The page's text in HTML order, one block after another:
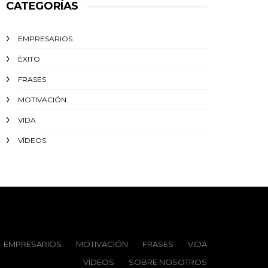
CATEGORÍAS
EMPRESARIOS
ÉXITO‬
FRASES
MOTIVACIÓN
VIDA
VÍDEOS
EMPRESARIOS MOTIVACIÓN FRASES
VIDA
VÍDEOS
SOBRE NOSOTROS